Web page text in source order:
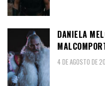
DANIELA
4 DE AGOSTO DE